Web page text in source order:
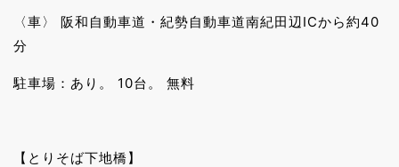
〈車〉 阪和自動車道・紀勢自動車道南紀田辺ICから約40
分
駐車場：あり。 10台。 無料
【とりそば下地橋】